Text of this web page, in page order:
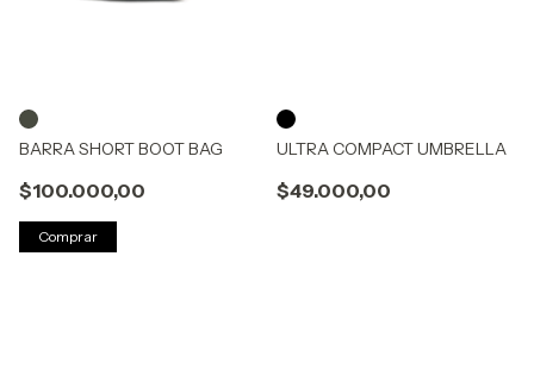
BARRA SHORT BOOT BAG
$100.000,00
Comprar
ULTRA COMPACT UMBRELLA
$49.000,00